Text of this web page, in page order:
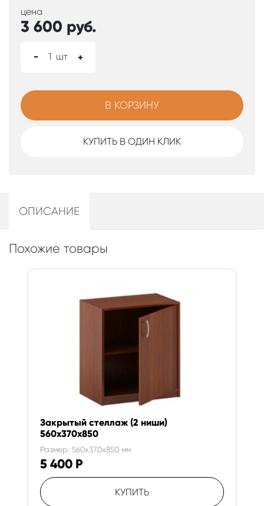
цена
3 600 руб.
- 1 шт +
В КОРЗИНУ
КУПИТЬ В ОДИН КЛИК
ОПИСАНИЕ
Похожие товары
Закрытый стеллаж (2 ниши)
560х370х850
Размер: 560x370x850 мм
5 400 Р
КУПИТЬ